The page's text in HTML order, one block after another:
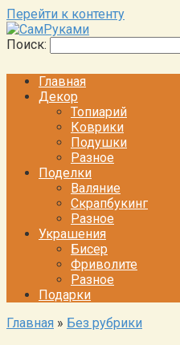
Перейти к контенту
Поиск:
Главная
Декор
Топиарий
Коврики
Подушки
Разное
Поделки
Валяние
Скрапбукинг
Разное
Украшения
Бисер
Фриволите
Разное
Подарки
Главная » Без рубрики